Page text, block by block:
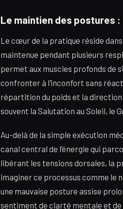
Le maintien des postures :
Le cœur de la pratique réside
maintenue pendant plusieurs
permet aux muscles profonds de
confronter à l’inconfort sans
répartition du poids et la
souvent la Salutation au Soleil, le
Au-delà de la simple exécution
canal central de l’énergie qui
libérant les tensions dorsales, la
imaginer ce processus comme le
une mauvaise posture assise
sentiment de clarté mentale et